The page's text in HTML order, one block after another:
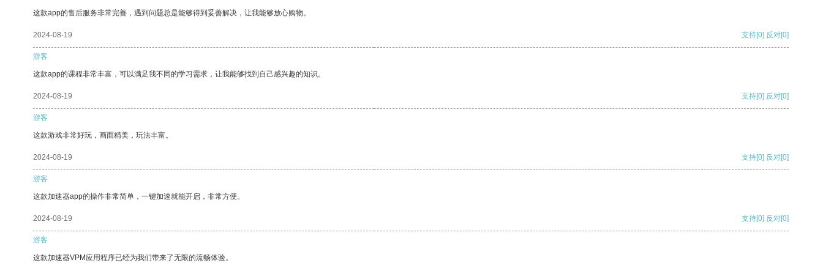
这款app的售后服务非常完善，遇到问题总是能够得到妥善解决，让我能够放心购物。
2024-08-19 支持[0] 反对[0]
游客
这款app的课程非常丰富，可以满足我不同的学习需求，让我能够找到自己感兴趣的知识。
2024-08-19 支持[0] 反对[0]
游客
这款游戏非常好玩，画面精美，玩法丰富。
2024-08-19 支持[0] 反对[0]
游客
这款加速器app的操作非常简单，一键加速就能开启，非常方便。
2024-08-19 支持[0] 反对[0]
游客
这款加速器VPM应用程序已经为我们带来了无限的流畅体验。